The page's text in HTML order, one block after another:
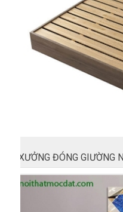
XƯỞNG ĐÓNG GIƯỜNG